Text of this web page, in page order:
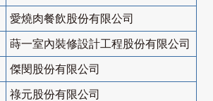
愛燒肉餐飲股份有限公司
蒔一室內裝修設計工程股份有限公司
傑閔股份有限公司
祿元股份有限公司